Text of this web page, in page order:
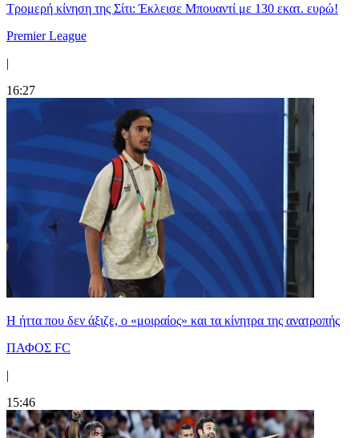
Τρομερή κίνηση της Σίτι: Έκλεισε Μπουαντί με 130 εκατ. ευρώ!
Premier League
|
16:27
Η ήττα που δεν άξιζε, ο «μοιραίος» και τα κίνητρα της ανατροπής
ΠΑΦΟΣ FC
|
15:46